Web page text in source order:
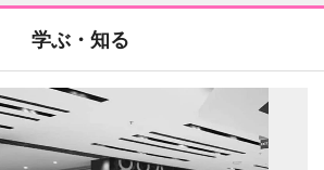
学ぶ・知る